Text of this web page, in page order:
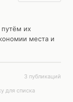
их
места и
3 публикаций
для списка